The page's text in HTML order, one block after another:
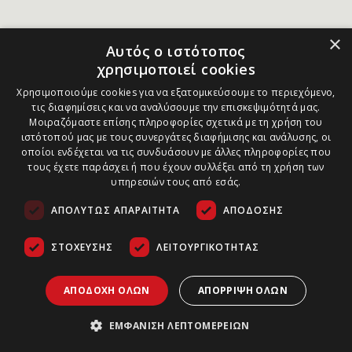
×
Αυτός ο ιστότοπος
χρησιμοποιεί cookies
Χρησιμοποιούμε cookies για να εξατομικεύσουμε το περιεχόμενο,
τις διαφημίσεις και να αναλύσουμε την επισκεψιμότητά μας.
Μοιραζόμαστε επίσης πληροφορίες σχετικά με τη χρήση του
ιστότοπού μας με τους συνεργάτες διαφήμισης και ανάλυσης, οι
οποίοι ενδέχεται να τις συνδυάσουν με άλλες πληροφορίες που
τους έχετε παράσχει ή που έχουν συλλέξει από τη χρήση των
υπηρεσιών τους από εσάς.
ΑΠΟΛΎΤΩΣ ΑΠΑΡΑΊΤΗΤΑ ΑΠΌΔΟΣΗΣ
ΣΤΌΧΕΥΣΗΣ ΛΕΙΤΟΥΡΓΙΚΌΤΗΤΑΣ
ΑΠΟΔΟΧΉ ΌΛΩΝ ΑΠΌΡΡΙΨΗ ΌΛΩΝ
ΕΜΦΆΝΙΣΗ ΛΕΠΤΟΜΕΡΕΙΏΝ